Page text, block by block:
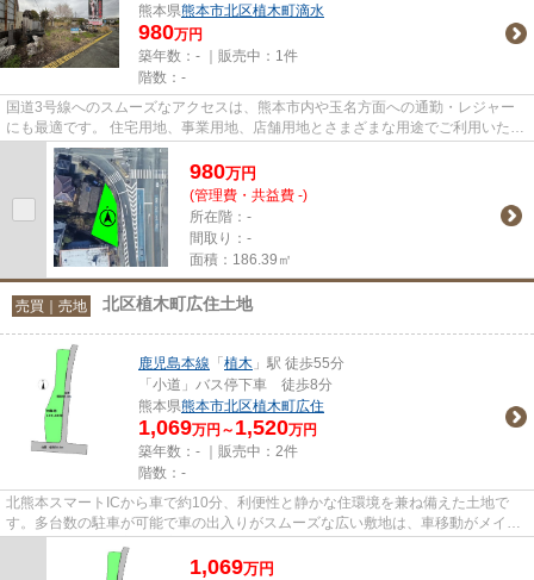
熊本県熊本市北区植木町滴水
980万円
築年数：- ｜販売中： 1件
階数：-
国道3号線へのスムーズなアクセスは、熊本市内や玉名方面への通勤・レジャー
にも最適です。 住宅用地、事業用地、店舗用地とさまざまな用途でご利用いただ
けます！ 熊本中心部へ約30分...
980万円
(管理費・共益費 -)
所在階：-
間取り：-
面積：186.39㎡
売買｜売地 北区植木町広住土地
鹿児島本線 「 植木 」駅 徒歩55分
「小道」バス停下車 徒歩8分
熊本県熊本市北区植木町広住
1,069万円～ 1,520万円
築年数：- ｜販売中： 2件
階数：-
北熊本スマートICから車で約10分、利便性と静かな住環境を兼ね備えた土地で
す。多台数の駐車が可能で車の出入りがスムーズな広い敷地は、車移動がメイン
の生活をお考えの方に最適。採...
1,069万円